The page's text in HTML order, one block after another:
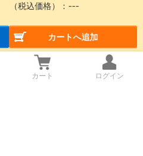
（税込価格）： ---
カートへ追加
カート ログイン